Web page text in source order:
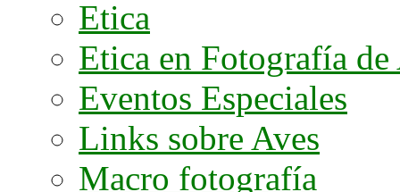
Etica
Etica en Fotografía de
Eventos Especiales
Links sobre Aves
Macro fotografía